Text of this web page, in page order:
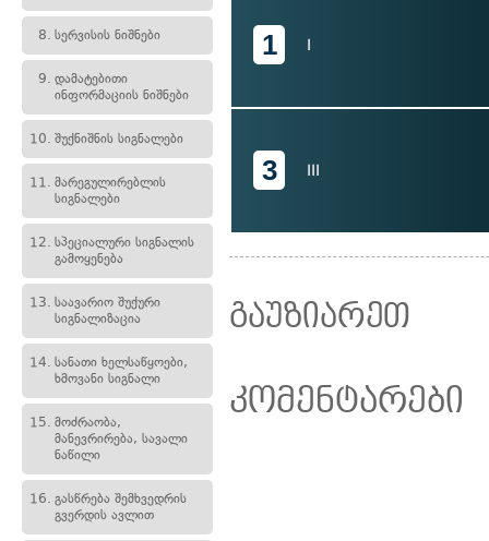
8. სერვისის ნიშნები
9. დამატებითი
ინფორმაციის ნიშნები
10. შუქნიშნის სიგნალები
11. მარეგულირებლის
სიგნალები
12. სპეციალური სიგნალის
გამოყენება
13. საავარიო შუქური
სიგნალიზაცია
14. სანათი ხელსაწყოები,
ხმოვანი სიგნალი
15. მოძრაობა,
მანევრირება, სავალი
ნაწილი
16. გასწრება შემხვედრის
გვერდის ავლით
1 I
3 III
გაუზიარეთ
კომენტარები